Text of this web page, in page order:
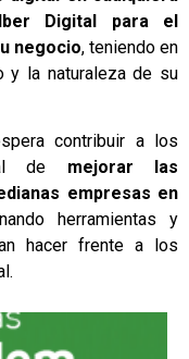
Digital para el
negocio, teniendo en
y la naturaleza de su
contribuir a los
de mejorar las
empresas en
herramientas y
hacer frente a los